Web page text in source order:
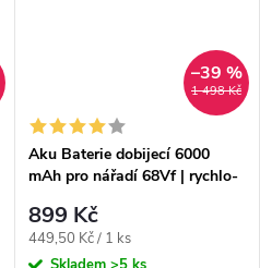
1 498 Kč
–39 %
Aku Baterie dobijecí 6000
mAh pro nářadí 68Vf | rychlo-
899 Kč
Měrná
cena:
449,50 Kč / 1 ks